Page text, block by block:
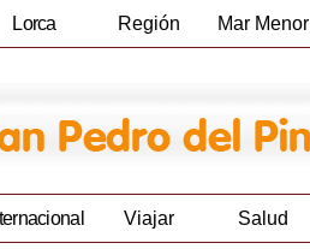
Lorca Región Mar Menor
Viajar Salud